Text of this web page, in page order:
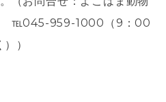
℡045-959-1000（9：00
）